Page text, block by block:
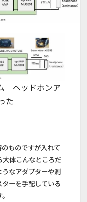
ヘッドホンア
た
ものですが入れて
大体こんなところだ
なアダプターや測
ーを手配している